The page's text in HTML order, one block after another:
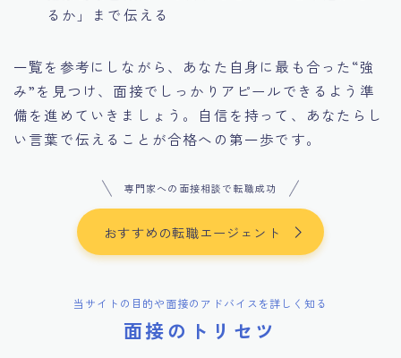
るか」まで伝える
一覧を参考にしながら、あなた自身に最も合った“強
み”を見つけ、面接でしっかりアピールできるよう準
備を進めていきましょう。自信を持って、あなたらし
い言葉で伝えることが合格への第一歩です。
専門家への面接相談で転職成功
おすすめの転職エージェント
当サイトの目的や面接のアドバイスを詳しく知る
面接のトリセツ